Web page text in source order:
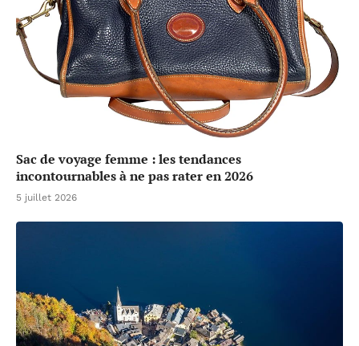
Sac de voyage femme : les tendances
incontournables à ne pas rater en 2026
5 juillet 2026